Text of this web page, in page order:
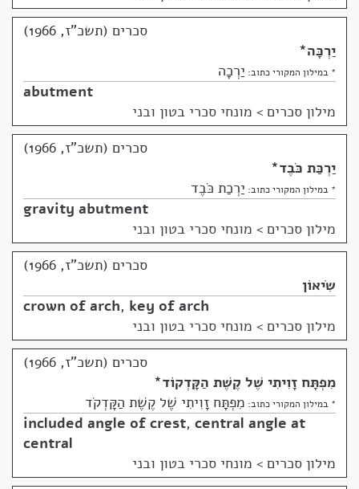
סכרים (תשכ"ז, 1966)
יַרְכָּה*
* במילון המקורי כתוב: יַרְכָה
abutment
מילון סכרים > מונחי סכרי בטון ובני
סכרים (תשכ"ז, 1966)
יַרְכַּת כֹּבֶד*
* במילון המקורי כתוב: יַרְכַת כֹּבֶד
gravity abutment
מילון סכרים > מונחי סכרי בטון ובני
סכרים (תשכ"ז, 1966)
שִׂיאוֹן
crown of arch, key of arch
מילון סכרים > מונחי סכרי בטון ובני
סכרים (תשכ"ז, 1966)
מִפְתָּח זָוִיתִי שֶׁל קֶשֶׁת הַקָּדְקוֹד*
* במילון המקורי כתוב: מִפְתָּח זָוִיתִי שֶׁל קֶשֶׁת הַקָּדְקֹד
included angle of crest, central angle at
central
מילון סכרים > מונחי סכרי בטון ובני